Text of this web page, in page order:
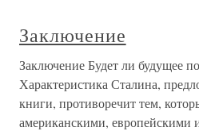
Заключение
Заключение Будет ли будущее
Характеристика Сталина,
книги, противоречит тем,
американскими, европейскими